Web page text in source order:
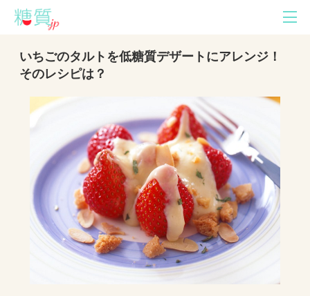
いちごのタルトを低糖質デザートにアレンジ！
そのレシピは？